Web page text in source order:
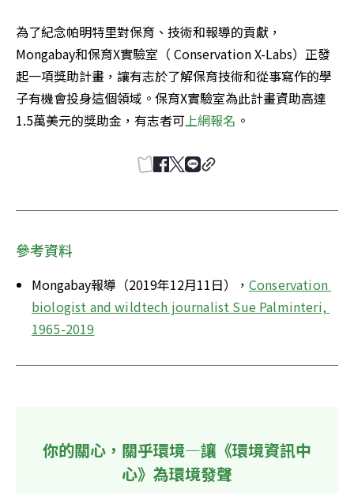
為了紀念帕明特里對保育、技術和報導的貢獻，
Mongabay和保育X實驗室（ Conservation X-Labs）正發
起一項獎助計畫，讓有志於了解保育技術和從事寫作的學
子有機會投身這個領域。保育X實驗室為此計畫資助高達
1.5萬美元的獎助金，有志者可上網報名 。
參考資料
Mongabay報導（2019年12月11日）， Conservation
biologist and wildtech journalist Sue Palminteri,
1965-2019
你的關心，關乎環境—讓《環境資訊中
心》為環境發聲